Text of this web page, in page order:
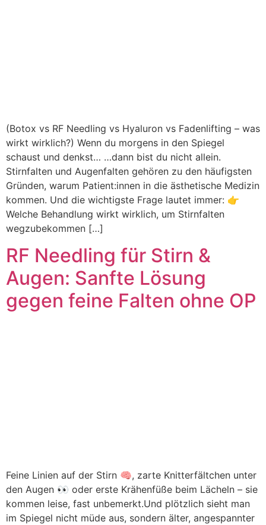
(Botox vs RF Needling vs Hyaluron vs Fadenlifting – was
wirkt wirklich?) Wenn du morgens in den Spiegel
schaust und denkst… …dann bist du nicht allein.
Stirnfalten und Augenfalten gehören zu den häufigsten
Gründen, warum Patient:innen in die ästhetische Medizin
kommen. Und die wichtigste Frage lautet immer: 👉
Welche Behandlung wirkt wirklich, um Stirnfalten
wegzubekommen […]
RF Needling für Stirn &
Augen: Sanfte Lösung
gegen feine Falten ohne OP
Feine Linien auf der Stirn 🧠, zarte Knitterfältchen unter
den Augen 👀 oder erste Krähenfüße beim Lächeln – sie
kommen leise, fast unbemerkt.Und plötzlich sieht man
im Spiegel nicht müde aus, sondern älter, angespannter